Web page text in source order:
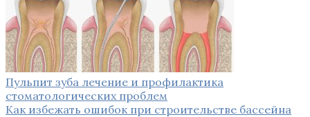
Пульпит зуба лечение и профилактика
стоматологических проблем
Как избежать ошибок при строительстве бассейна